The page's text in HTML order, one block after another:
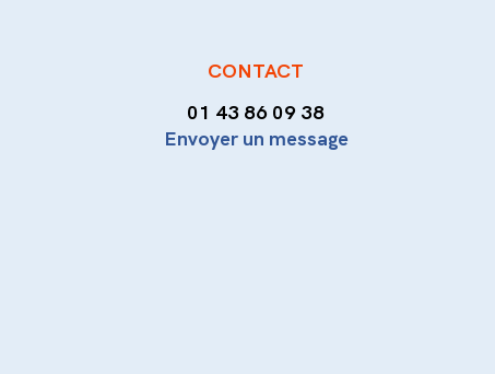
CONTACT
01 43 86 09 38
Envoyer un message